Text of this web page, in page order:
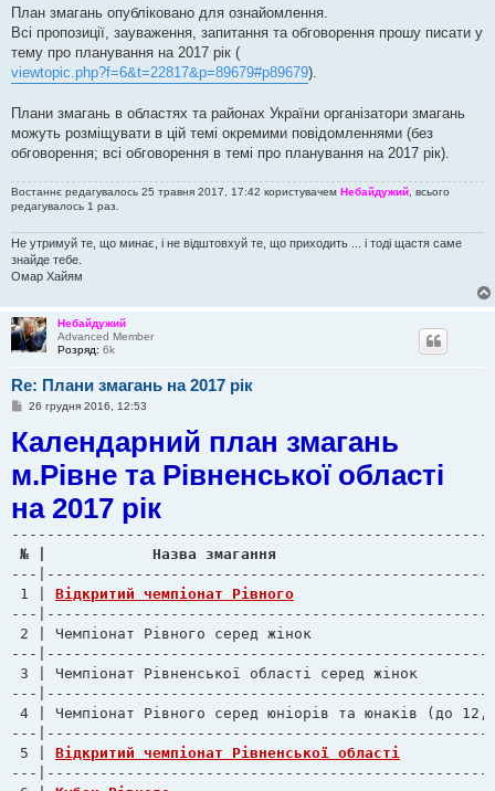
План змагань опубліковано для ознайомлення.
Всі пропозиції, зауваження, запитання та обговорення прошу писати у
тему про планування на 2017 рік (
viewtopic.php?f=6&t=22817&p=89679#p89679).
Плани змагань в областях та районах України організатори змагань
можуть розміщувати в цій темі окремими повідомленнями (без
обговорення; всі обговорення в темі про планування на 2017 рік).
Востаннє редагувалось 25 травня 2017, 17:42 користувачем Небайдужий , всього
редагувалось 1 раз.
Не утримуй те, що минає, і не відштовхуй те, що приходить ... і тоді щастя саме
знайде тебе.
Омар Хайям
Небайдужий
Advanced Member
Розряд: 6k
Re: Плани змагань на 2017 рік
П
в
і
о
м
е
н
я
26 грудня 2016, 12:53
Календарний план змагань
м.Рівне та Рівненської області
на 2017 рік
---
1 | Відкритий чемпіонат Рівного
---
2 | Чемпіонат Рівного серед жінок		 	          |    25-26.02.17     | РЦ ШІВС РМПДМ
---
3 | Чемпіонат Рівненської області серед
---
4 | Чемпіонат Рівного серед юніорів та юнаків
---
5 | Відкритий чемпіонат Рівненської області
---